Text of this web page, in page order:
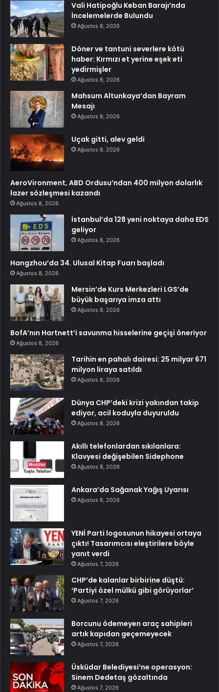
Vali Hatipoğlu Keban Barajı’nda
İncelemelerde Bulundu
Ağustos 8, 2026
Döner ve tantuni severlere kötü
haber: Kırmızı et yerine eşek eti
yedirmişler
Ağustos 8, 2026
Mahsum Altunkaya’dan Bayram
Mesajı
Ağustos 8, 2026
Uçak gitti, alev geldi
Ağustos 8, 2026
AeroVironment, ABD Ordusu’ndan 400 milyon dolarlık
lazer sözleşmesi kazandı
Ağustos 8, 2026
İstanbul’da 128 yeni noktaya daha EDS
geliyor
Ağustos 8, 2026
Hangzhou’da 34. Ulusal Kitap Fuarı başladı
Ağustos 8, 2026
Mersin’de Kurs Merkezleri LGS’de
büyük başarıya imza attı
Ağustos 8, 2026
BofA’nın Hartnett’i savunma hisselerine geçişi öneriyor
Ağustos 8, 2026
Tarihin en pahalı dairesi: 25 milyar 671
milyon liraya satıldı
Ağustos 8, 2026
Dünya CHP’deki krizi yakından takip
ediyor, acil koduyla duyuruldu
Ağustos 8, 2026
Akıllı telefonlardan sıkılanlara:
Klavyesi değişebilen Sidephone
Ağustos 8, 2026
Ankara’da Sağanak Yağış Uyarısı
Ağustos 8, 2026
YENİ Parti logosunun hikayesi ortaya
çıktı! Tasarımcısı eleştirilere böyle
yanıt verdi
Ağustos 7, 2026
CHP’de kalanlar birbirine düştü:
‘Partiyi özel mülkü gibi görüyorlar’
Ağustos 7, 2026
Borcunu ödemeyen araç sahipleri
artık kapıdan geçemeyecek
Ağustos 7, 2026
Üsküdar Belediyesi’ne operasyon:
Sinem Dedetaş gözaltında
Ağustos 7, 2026